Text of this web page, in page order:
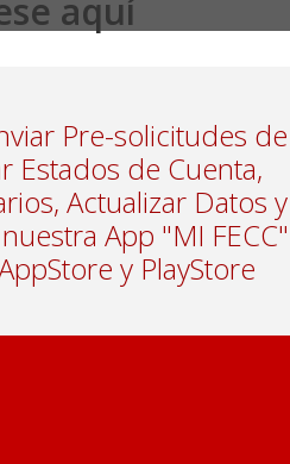
aquí
Pre-solicitudes de
Estados de Cuenta,
Actualizar Datos y
App "MI FECC"
y PlayStore